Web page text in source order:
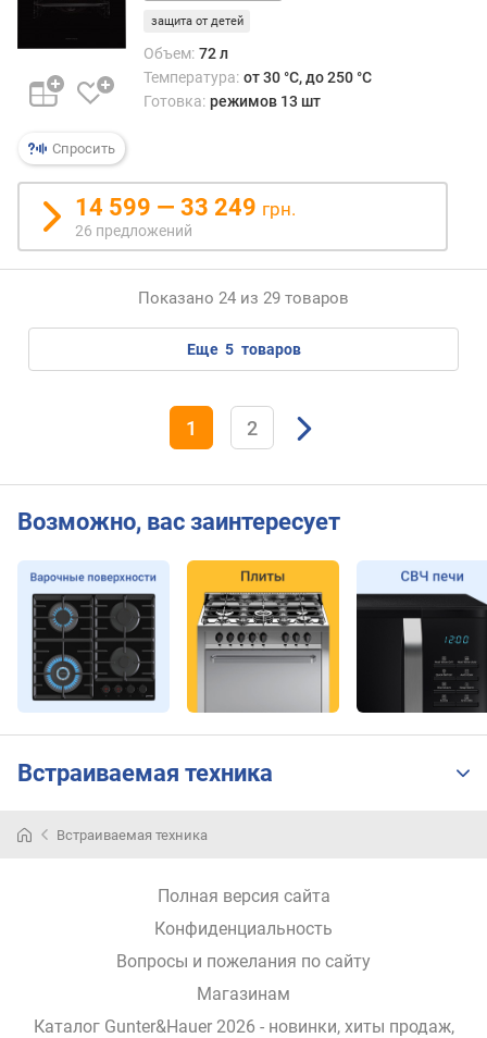
и
к
В
)Спросить
защита от детей
Объем: 72 л
Температура: от 30 °C, до 250 °C
Готовка: режимов 13 шт
14 599 — 33 249 грн.
26 предложений
Показано 24 из 29 товаров
еще 5 товаров
1 2
Возможно, вас заинтересует
Встраиваемая техника
Встраиваемая техника
Полная версия сайта
Конфиденциальность
Вопросы и пожелания по сайту
Магазинам
Каталог Gunter&Hauer 2026 - новинки, хиты продаж,